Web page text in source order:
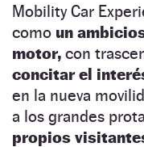
Mobility Car
como un
motor, con
concitar el
en la nueva
a los grandes
propios